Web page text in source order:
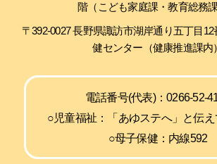
階（こども家庭課・教育総務課
〒392-0027 長野県諏訪市湖岸通り五丁目
健センター（健康推進課内）
電話番号(代表)：0266-52-
○児童福祉：「あゆステへ」と伝
○母子保健：内線592